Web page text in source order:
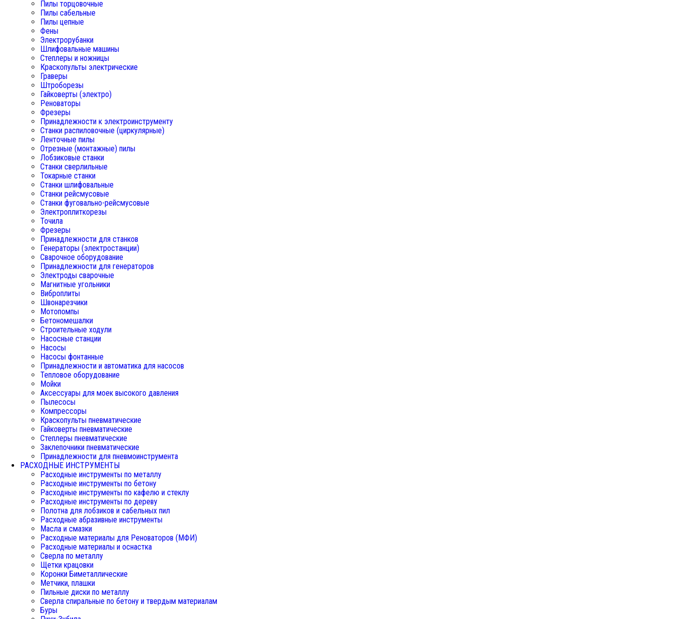
Пилы торцовочные
Пилы сабельные
Пилы цепные
Фены
Электрорубанки
Шлифовальные машины
Степлеры и ножницы
Краскопульты электрические
Граверы
Штроборезы
Гайковерты (электро)
Реноваторы
Фрезеры
Принадлежности к электроинструменту
Станки распиловочные (циркулярные)
Ленточные пилы
Отрезные (монтажные) пилы
Лобзиковые станки
Станки сверлильные
Токарные станки
Станки шлифовальные
Станки рейсмусовые
Станки фуговально-рейсмусовые
Электроплиткорезы
Точила
Фрезеры
Принадлежности для станков
Генераторы (электростанции)
Сварочное оборудование
Принадлежности для генераторов
Электроды сварочные
Магнитные угольники
Виброплиты
Швонарезчики
Мотопомпы
Бетономешалки
Строительные ходули
Насосные станции
Насосы
Насосы фонтанные
Принадлежности и автоматика для насосов
Тепловое оборудование
Мойки
Аксессуары для моек высокого давления
Пылесосы
Компрессоры
Краскопульты пневматические
Гайковерты пневматические
Степлеры пневматические
Заклепочники пневматические
Принадлежности для пневмоинструмента
РАСХОДНЫЕ ИНСТРУМЕНТЫ
Расходные инструменты по металлу
Расходные инструменты по бетону
Расходные инструменты по кафелю и стеклу
Расходные инструменты по дереву
Полотна для лобзиков и сабельных пил
Расходные абразивные инструменты
Масла и смазки
Расходные материалы для Реноваторов (МФИ)
Расходные материалы и оснастка
Сверла по металлу
Щетки крацовки
Коронки Биметаллические
Метчики, плашки
Пильные диски по металлу
Сверла спиральные по бетону и твердым материалам
Буры